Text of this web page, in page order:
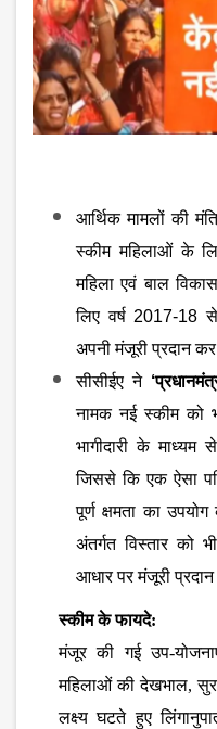
आर्थिक मामलों की
स्‍कीम महिलाओं के
महिला एवं बाल
लिए वर्ष 2017-18
अपनी मंजूरी प्रदान कर
सीसीईए ने
नामक नई स्‍कीम को
भागीदारी के
जिससे कि एक ऐसा
पूर्ण क्षमता का
अंतर्गत विस्‍तार को
आधार पर मंजूरी
स्‍कीम के फायदे:
मंजूर की गई उप-
महिलाओं की देखभाल,
लक्ष्‍य घटते हुए